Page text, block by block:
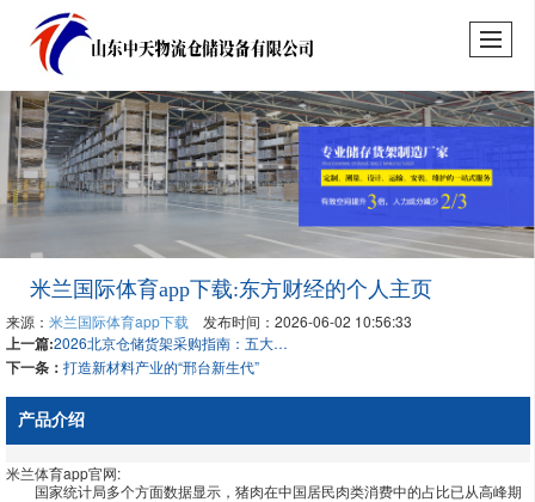
米兰国际体育app下载:东方财经的个人主页
来源： 米兰国际体育app下载 发布时间：2026-06-02 10:56:33
上一篇: 2026北京仓储货架采购指南：五大实力厂家深度测评与选型攻略
下一条： 打造新材料产业的“邢台新生代”
产品介绍
米兰体育app官网:
国家统计局多个方面数据显示，猪肉在中国居民肉类消费中的占比已从高峰期